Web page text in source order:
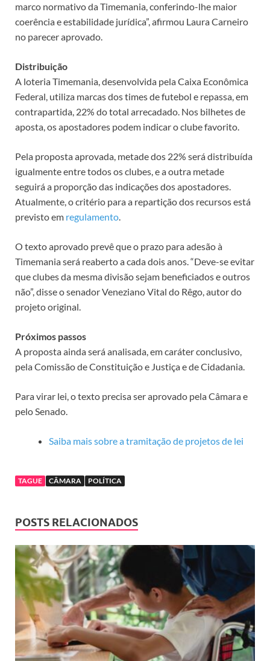
marco normativo da Timemania, conferindo-lhe maior
coerência e estabilidade jurídica”, afirmou Laura Carneiro
no parecer aprovado.
Distribuição
A loteria Timemania, desenvolvida pela Caixa Econômica
Federal, utiliza marcas dos times de futebol e repassa, em
contrapartida, 22% do total arrecadado. Nos bilhetes de
aposta, os apostadores podem indicar o clube favorito.
Pela proposta aprovada, metade dos 22% será distribuída
igualmente entre todos os clubes, e a outra metade
seguirá a proporção das indicações dos apostadores.
Atualmente, o critério para a repartição dos recursos está
previsto em regulamento.
O texto aprovado prevê que o prazo para adesão à
Timemania será reaberto a cada dois anos. “Deve-se evitar
que clubes da mesma divisão sejam beneficiados e outros
não”, disse o senador Veneziano Vital do Rêgo, autor do
projeto original.
Próximos passos
A proposta ainda será analisada, emcaráter conclusivo,
pela Comissão de Constituição e Justiça e de Cidadania.
Para virar lei, o texto precisa ser aprovado pela Câmara e
pelo Senado.
Saiba mais sobre a tramitação de projetos de lei
TAGUE CÂMARA POLÍTICA
POSTS RELACIONADOS